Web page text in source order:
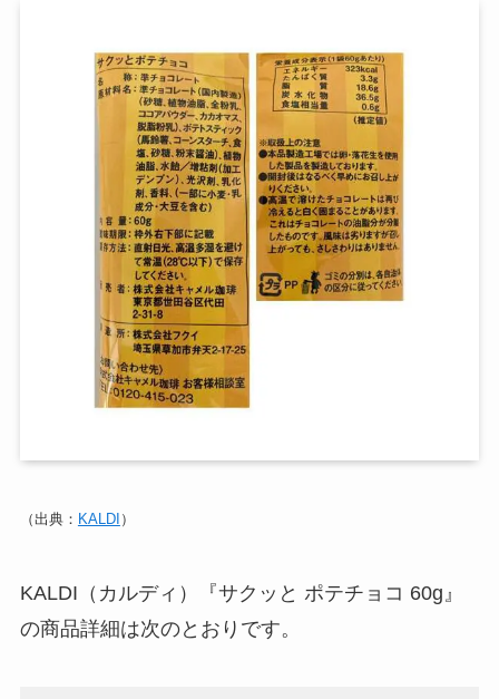
（出典： KALDI ）
KALDI（カルディ）『サクッと ポテチョコ 60g』
の商品詳細は次のとおりです。